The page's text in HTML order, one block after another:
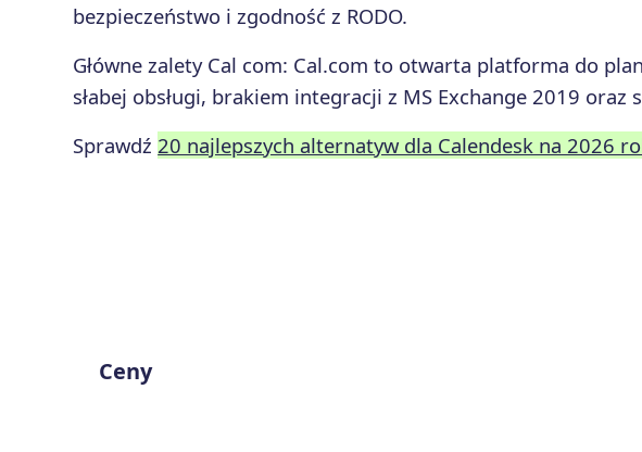
bezpieczeństwo i zgodność z RODO.
Główne zalety Cal com: Cal.com to otwarta platforma do
słabej obsługi, brakiem integracji z MS Exchange 2019 oraz
Sprawdź 20 najlepszych alternatyw dla Calendesk na 2026
Ceny